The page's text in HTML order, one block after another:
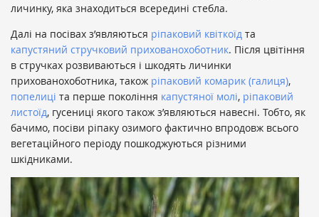
личинку, яка знаходиться всередині стебла.
Далі на посівах з’являються ріпаковий квіткоїд та
капустяний стручковий прихованохоботник. Після цвітіння
в стручках розвиваються і шкодять личинки
прихованохоботника, також ріпаковий комарик (галиця),
попелиці та перше покоління капустяної молі, ріпаковий
листоїд, гусениці якого також з’являються навесні. Тобто, як
бачимо, посіви ріпаку озимого фактично впродовж всього
вегетаційного періоду пошкоджуються різними
шкідниками.